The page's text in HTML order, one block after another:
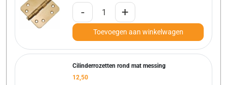
- +
Toevoegen aan winkelwagen
Cilinderrozetten rond mat messing
12,50